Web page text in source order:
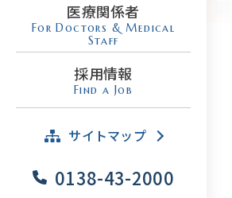
医療関係者
For Doctors & Medical
Staff
採用情報
Find a Job
サイトマップ
0138-43-2000